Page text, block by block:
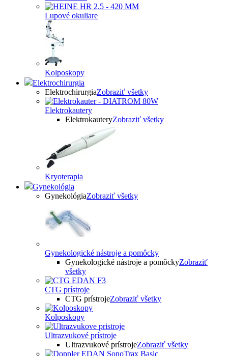
Lupové okuliare
Kolposkopy
Elektrochirurgia
ElektrochirurgiaZobraziť všetky
Elektrokautery
ElektrokauteryZobraziť všetky
Kryoterapia
Gynekológia
GynekológiaZobraziť všetky
Gynekologické nástroje a pomôcky
Gynekologické nástroje a pomôckyZobraziť
všetky
CTG prístroje
CTG prístrojeZobraziť všetky
Kolposkopy
Ultrazvukové prístroje
Ultrazvukové prístrojeZobraziť všetky